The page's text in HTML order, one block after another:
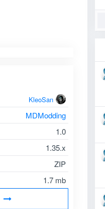
KleoSan
MDModding
1.0
1.35.x
ZIP
1.7 mb